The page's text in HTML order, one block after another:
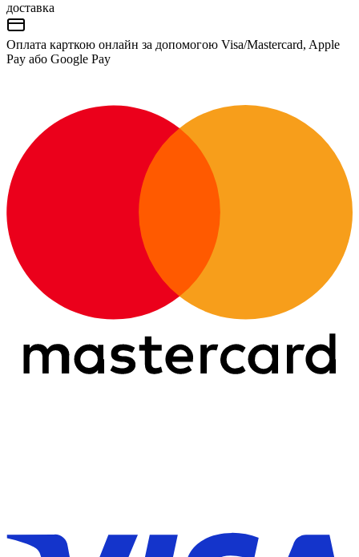
доставка
Оплата карткою онлайн за допомогою Visa/Mastercard, Apple
Pay або Google Pay